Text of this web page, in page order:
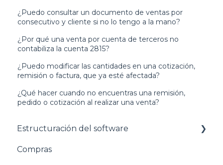
¿Puedo consultar un documento de ventas por
consecutivo y cliente si no lo tengo a la mano?
¿Por qué una venta por cuenta de terceros no
contabiliza la cuenta 2815?
¿Puedo modificar las cantidades en una cotización,
remisión o factura, que ya esté afectada?
¿Qué hacer cuando no encuentras una remisión,
pedido o cotización al realizar una venta?
Estructuración del software
Pasos para configurar tu empresa
Compras